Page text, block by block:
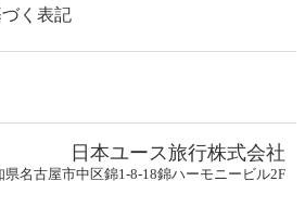
く表記
日本ユース旅行株式会社
県名古屋市中区錦1-8-18錦ハーモニービル2F